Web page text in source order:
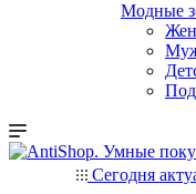
Модные
Сегодня